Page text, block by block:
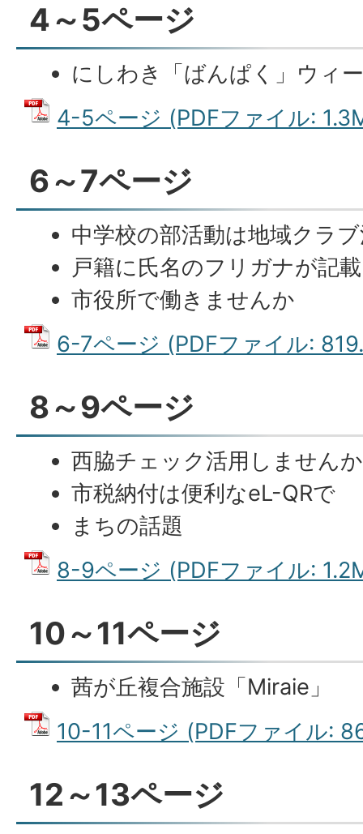
4～5ページ
にしわき「ばんぱく」ウィ
4-5ページ (PDFファイル:
6～7ページ
中学校の部活動は地域クラ
戸籍に氏名のフリガナが記
市役所で働きませんか
6-7ページ (PDFファイル:
8～9ページ
西脇チェック活用しませんか
市税納付は便利なeL-QRで
まちの話題
8-9ページ (PDFファイル:
10～11ページ
茜が丘複合施設「Miraie」
10-11ページ (PDFファイル:
12～13ページ